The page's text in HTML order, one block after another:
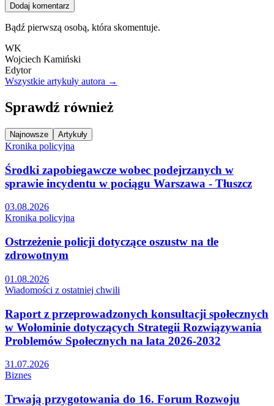
Dodaj komentarz
Bądź pierwszą osobą, która skomentuje.
WK
Wojciech Kamiński
Edytor
Wszystkie artykuły autora →
Sprawdź również
Najnowsze Artykuły
Kronika policyjna
Środki zapobiegawcze wobec podejrzanych w
sprawie incydentu w pociągu Warszawa - Tłuszcz
03.08.2026
Kronika policyjna
Ostrzeżenie policji dotyczące oszustw na tle
zdrowotnym
01.08.2026
Wiadomości z ostatniej chwili
Raport z przeprowadzonych konsultacji społecznych
w Wołominie dotyczących Strategii Rozwiązywania
Problemów Społecznych na lata 2026-2032
31.07.2026
Biznes
Trwają przygotowania do 16. Forum Rozwoju